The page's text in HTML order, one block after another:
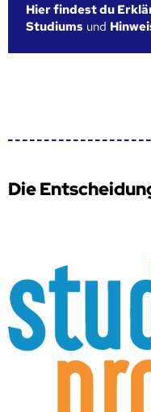
Hier findest du
Studiums und
Die